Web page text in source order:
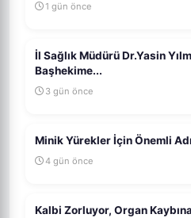
1 gün önce
İl Sağlık Müdürü Dr.Yasin
Başhekime...
3 gün önce
Minik Yürekler İçin Önemli
4 gün önce
Kalbi Zorluyor, Organ